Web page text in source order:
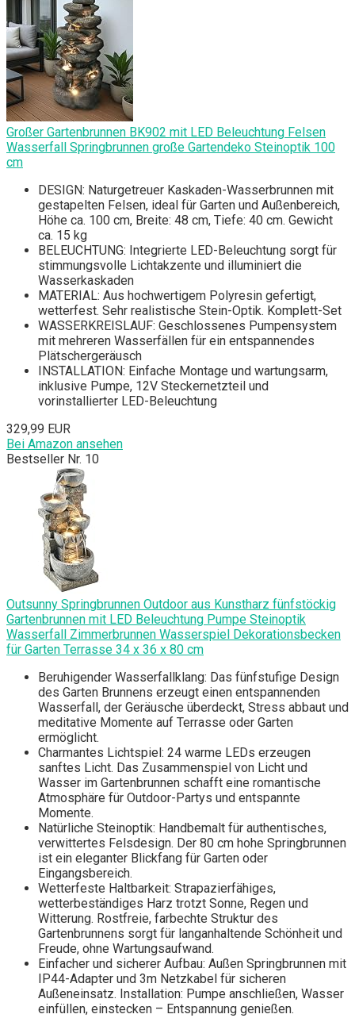
Großer Gartenbrunnen BK902 mit LED Beleuchtung Felsen
Wasserfall Springbrunnen große Gartendeko Steinoptik 100
cm
DESIGN: Naturgetreuer Kaskaden-Wasserbrunnen mit
gestapelten Felsen, ideal für Garten und Außenbereich,
Höhe ca. 100 cm, Breite: 48 cm, Tiefe: 40 cm. Gewicht
ca. 15 kg
BELEUCHTUNG: Integrierte LED-Beleuchtung sorgt für
stimmungsvolle Lichtakzente und illuminiert die
Wasserkaskaden
MATERIAL: Aus hochwertigem Polyresin gefertigt,
wetterfest. Sehr realistische Stein-Optik. Komplett-Set
WASSERKREISLAUF: Geschlossenes Pumpensystem
mit mehreren Wasserfällen für ein entspannendes
Plätschergeräusch
INSTALLATION: Einfache Montage und wartungsarm,
inklusive Pumpe, 12V Steckernetzteil und
vorinstallierter LED-Beleuchtung
329,99 EUR
Bei Amazon ansehen
Bestseller Nr. 10
Outsunny Springbrunnen Outdoor aus Kunstharz fünfstöckig
Gartenbrunnen mit LED Beleuchtung Pumpe Steinoptik
Wasserfall Zimmerbrunnen Wasserspiel Dekorationsbecken
für Garten Terrasse 34 x 36 x 80 cm
Beruhigender Wasserfallklang: Das fünfstufige Design
des Garten Brunnens erzeugt einen entspannenden
Wasserfall, der Geräusche überdeckt, Stress abbaut und
meditative Momente auf Terrasse oder Garten
ermöglicht.
Charmantes Lichtspiel: 24 warme LEDs erzeugen
sanftes Licht. Das Zusammenspiel von Licht und
Wasser im Gartenbrunnen schafft eine romantische
Atmosphäre für Outdoor-Partys und entspannte
Momente.
Natürliche Steinoptik: Handbemalt für authentisches,
verwittertes Felsdesign. Der 80 cm hohe Springbrunnen
ist ein eleganter Blickfang für Garten oder
Eingangsbereich.
Wetterfeste Haltbarkeit: Strapazierfähiges,
wetterbeständiges Harz trotzt Sonne, Regen und
Witterung. Rostfreie, farbechte Struktur des
Gartenbrunnens sorgt für langanhaltende Schönheit und
Freude, ohne Wartungsaufwand.
Einfacher und sicherer Aufbau: Außen Springbrunnen mit
IP44-Adapter und 3m Netzkabel für sicheren
Außeneinsatz. Installation: Pumpe anschließen, Wasser
einfüllen, einstecken – Entspannung genießen.